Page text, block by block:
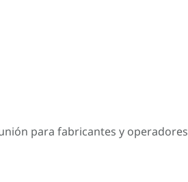
para fabricantes y operadores